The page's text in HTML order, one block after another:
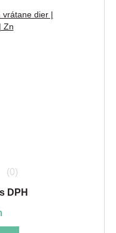
vrátane dier |
Zn
(0)
DPH